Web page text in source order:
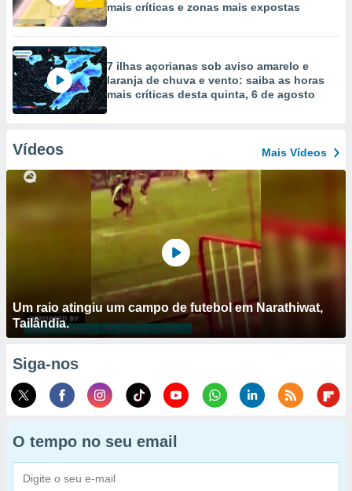
mais críticas e zonas mais expostas
7 ilhas açorianas sob aviso amarelo e
laranja de chuva e vento: saiba as horas
mais críticas desta quinta, 6 de agosto
Vídeos Mais Vídeos
Um raio atingiu um campo de futebol em Narathiwat,
Tailândia.
Siga-nos
O tempo no seu email